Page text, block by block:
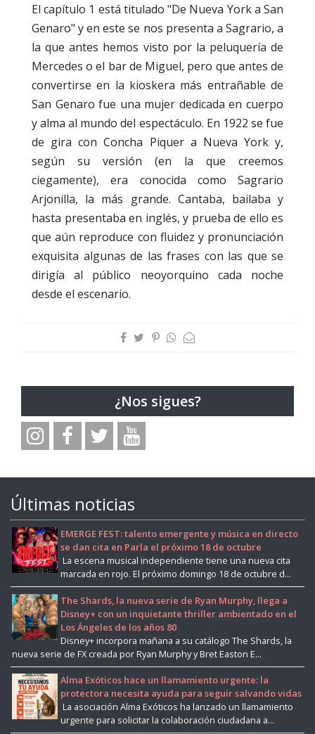
El capítulo 1 está titulado "De Nueva York a San
Genaro" y en este se nos presenta a Sagrario, a
la que antes hemos visto por la peluquería de
Mercedes o el bar de Miguel, pero que antes de
convertirse en la kioskera más entrañable de
San Genaro fue una mujer dedicada en cuerpo
y alma al mundo del espectáculo. En 1922 se fue
de gira con Concha Piquer a Nueva York y,
según su versión (en la que creemos
ciegamente), era conocida como Sagrario
Arjonilla, la más grande. Cantaba, bailaba y
hasta presentaba en inglés, y prueba de ello es
que aún reproduce con fluidez y pronunciación
exquisita algunas de las frases con las que se
dirigía al público neoyorquino cada noche
desde el escenario.
¿Nos sigues?
Últimas noticias
EMERGE FEST: talento emergente y música en directo
se dan cita en Parla el próximo 18 de octubre
La escena musical independiente tiene una nueva cita
marcada en rojo. El próximo domingo 18 de octubre d...
The Shards, la nueva serie de Ryan Murphy, llega a
Disney+ con un inquietante thriller ambientado en el
Los Ángeles de los años 80
Disney+ incorpora mañana a su catálogo The Shards, la
nueva serie de FX creada por Ryan Murphy y Bret Easton E...
Alma Exóticos hace un llamamiento urgente: la
protectora necesita ayuda para seguir salvando vidas
La asociación Alma Exóticos ha lanzado un llamamiento
urgente para solicitar la colaboración ciudadana a...